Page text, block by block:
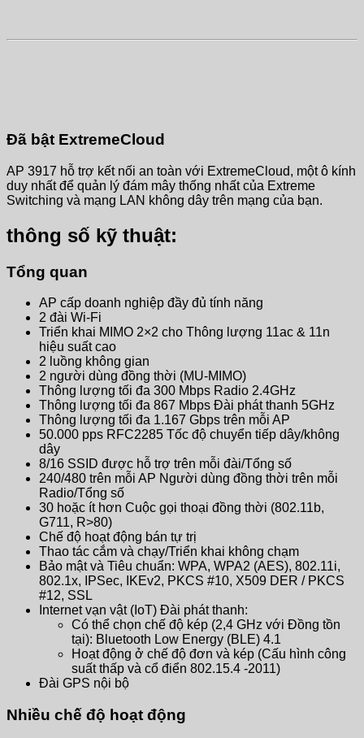
Đã bật ExtremeCloud
AP 3917 hỗ trợ kết nối an toàn với ExtremeCloud, một ô kính
duy nhất để quản lý đám mây thống nhất của Extreme
Switching và mạng LAN không dây trên mạng của bạn.
thông số kỹ thuật:
Tổng quan
AP cấp doanh nghiệp đầy đủ tính năng
2 đài Wi-Fi
Triển khai MIMO 2×2 cho Thông lượng 11ac & 11n
hiệu suất cao
2 luồng không gian
2 người dùng đồng thời (MU-MIMO)
Thông lượng tối đa 300 Mbps Radio 2.4GHz
Thông lượng tối đa 867 Mbps Đài phát thanh 5GHz
Thông lượng tối đa 1.167 Gbps trên mỗi AP
50.000 pps RFC2285 Tốc độ chuyển tiếp dây/không
dây
8/16 SSID được hỗ trợ trên mỗi đài/Tổng số
240/480 trên mỗi AP Người dùng đồng thời trên mỗi
Radio/Tổng số
30 hoặc ít hơn Cuộc gọi thoại đồng thời (802.11b,
G711, R>80)
Chế độ hoạt động bán tự trị
Thao tác cắm và chạy/Triển khai không chạm
Bảo mật và Tiêu chuẩn: WPA, WPA2 (AES), 802.11i,
802.1x, IPSec, IKEv2, PKCS #10, X509 DER / PKCS
#12, SSL
Internet vạn vật (IoT) Đài phát thanh:
Có thể chọn chế độ kép (2,4 GHz với Đồng tồn
tại): Bluetooth Low Energy (BLE) 4.1
Hoạt động ở chế độ đơn và kép (Cấu hình công
suất thấp và cổ điển 802.15.4 -2011)
Đài GPS nội bộ
Nhiều chế độ hoạt động